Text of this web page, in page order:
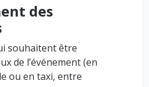
des
souhaitent être
de l’événement (en
ou en taxi, entre